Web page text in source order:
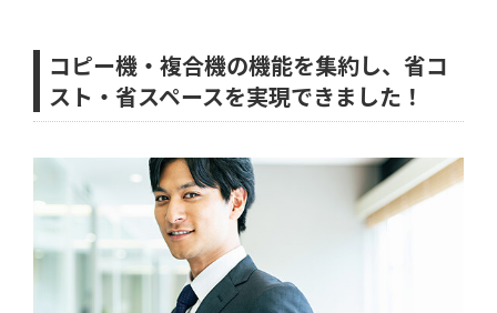
コピー機・複合機の機能を集約し、省コ
スト・省スペースを実現できました！